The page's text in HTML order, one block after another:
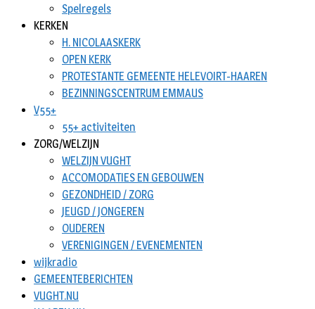
Spelregels
KERKEN
H. NICOLAASKERK
OPEN KERK
PROTESTANTE GEMEENTE HELEVOIRT-HAAREN
BEZINNINGSCENTRUM EMMAUS
V55+
55+ activiteiten
ZORG/WELZIJN
WELZIJN VUGHT
ACCOMODATIES EN GEBOUWEN
GEZONDHEID / ZORG
JEUGD / JONGEREN
OUDEREN
VERENIGINGEN / EVENEMENTEN
wijkradio
GEMEENTEBERICHTEN
VUGHT.NU